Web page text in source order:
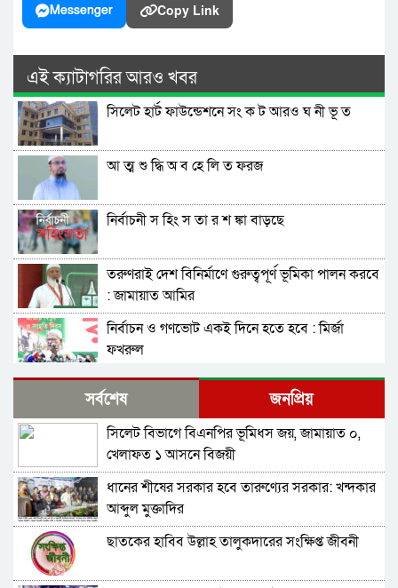
Messenger Copy Link
এই ক্যাটাগরির আরও খবর
সিলেট হার্ট ফাউন্ডেশনে সং ক ট আরও ঘ নী ভূ ত
আ ত্ম শু দ্ধি অ ব হে লি ত ফরজ
নির্বাচনী স হিং স তা র শ ঙ্কা বাড়ছে
তরুণরাই দেশ বিনির্মাণে গুরুত্বপূর্ণ ভূমিকা পালন করবে
: জামায়াত আমির
নির্বাচন ও গণভোট একই দিনে হতে হবে : মির্জা
ফখরুল
নির্বাচন বিরোধীদের ৭ নভেম্বরের চেতনায় পরাজিত
করতে হবে : আমীর খসরু
জামায়াতের আলোচনার প্রস্তাব, যা বললেন বিএনপির
মহাসচিব
সুনামগঞ্জ-১ : ‘চূড়ান্ত মনোনয়ন আমিই পাবো’-
কামরুজ্জামান কামরুল
সাবাস এসএমপির পুলিশ কমিশনার : কালিঘাটে জ ব্দ
সর্বশেষ জনপ্রিয়
সিলেট বিভাগে বিএনপির ভূমিধস জয়, জামায়াত ০,
খেলাফত ১ আসনে বিজয়ী
ধানের শীষের সরকার হবে তারুণ্যের সরকার: খন্দকার
আব্দুল মুক্তাদির
ছাতকের হাবিব উল্লাহ তালুকদারের সংক্ষিপ্ত জীবনী